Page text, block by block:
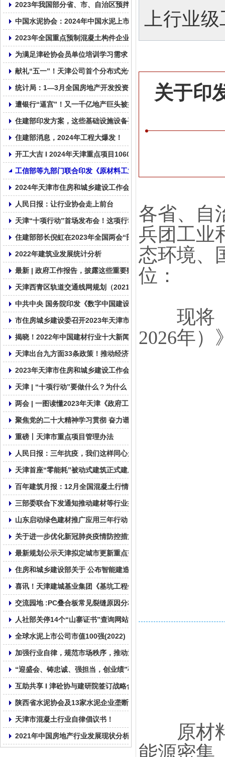
2023年我国部分省、市、自治区预拌混凝土产量统计表！
中国水泥协会：2024年中国水泥上市公司综合实力排名
2023年全国重点预制混凝土构件企业产量
为满足津砼协会员单位培训学习需求，帮助会员单位普及相关的
献礼“五一”！天津公司首个分布式光伏发电并网成功！
统计局：1—3月全国房地产开发投资22082亿元，同比下降9.5%
遭银行“逼宫”！又一千亿地产巨头被提出清盘申请
住建部印发方案，这些基础设施设备要更新！
住建部消息，2024年工程大爆发！
开工大吉 I 2024年天津重点项目1060个， 总投资2.01万亿！
工信部等九部门联合印发《原材料工业数字化转型工作方案（
2024年天津市住房和城乡建设工作会议召开
人民日报：让行业协会走上前台
天津“十项行动”首场发布会！这项行动摆在首要位置！
住建部部长倪虹在2023年全国两会“部长通道”答记者问
2022年建筑业发展统计分析
最新 | 政府工作报告，披露这些重要数据！
天津西青区轨道交通线网规划（2021—2035年）草案公示 含三条
中共中央 国务院印发《数字中国建设整体布局规划》
市住房城乡建设委召开2023年天津市住建系统质量安全工作视频会
揭晓！2022年中国建材行业十大新闻
天津出台九方面33条政策！推动经济运行一季度良好开局全年整体
2023年天津市住房和城乡建设工作会议召开
天津 | “十项行动”要做什么？为什么？
两会 | 一图读懂2023年天津《政府工作报告》
聚焦党的二十大精神学习贯彻 奋力谱写社会组织发展新篇章
重磅丨天津市重点项目管理办法
人民日报：三年抗疫，我们这样同心走过
天津首座“零能耗”被动式建筑正式建成!
百年建筑月报：12月全国混凝土行情缺乏支撑
三部委联合下发通知推动建材等行业提质增效
山东启动绿色建材推广应用三年行动
关于进一步优化新冠肺炎疫情防控措施 科学精准做好防控工作的通
最新规划公示天津拟定城市更新重点范围
住房和城乡建设部关于 公布智能建造试点城市的通知
喜讯！天津建城基业集团《基坑工程倾斜桩无支撑绿色支护技术》
交流园地 :PC叠合板常见裂缝原因分析及纠正和预防措施!
人社部关停14个“山寨证书”查询网站!
全球水泥上市公司市值100强(2022)
加强行业自律，规范市场秩序，推动混凝土行业健康发展！
“迎盛会、铸忠诚、强担当，创业绩”砼心砼德再出发!
互助共享 I 津砼协与建研院签订战略合作协议
陕西省水泥协会及13家水泥企业垄断行为处罚4.51亿
天津市混凝土行业自律倡议书！
2021年中国房地产行业发展现状分析
上行业
关于印
各省、自
兵团工业
态环境、
位：
现将《
2026年）
原材料
能源密集